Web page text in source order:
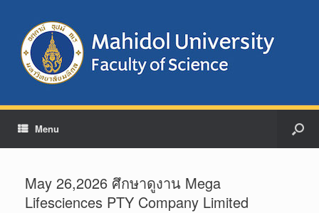
Menu
May 26,2026 ศึกษาดูงาน Mega
Lifesciences PTY Company Limited